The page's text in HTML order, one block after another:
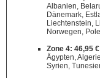
Albanien,
Dänemark,
Liechtenstein,
Norwegen,
Zone 4: 46,95
Ägypten,
Syrien,